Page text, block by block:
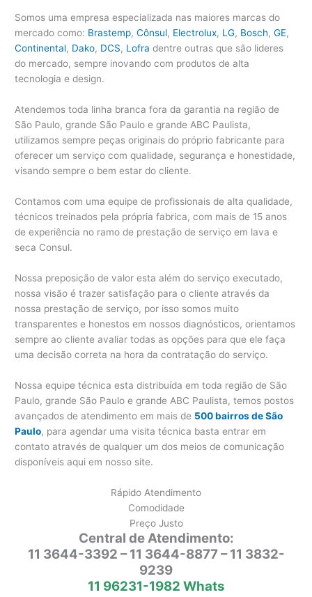
Somos uma empresa especializada nas maiores marcas do
mercado como: Brastemp,Cônsul, Electrolux, LG, Bosch,GE,
Continental, Dako, DCS, Lofra dentre outras que são lideres
do mercado, sempre inovando com produtos de alta
tecnologia e design.
Atendemos toda linha branca fora da garantia na região de
São Paulo, grande São Paulo e grande ABC Paulista,
utilizamos sempre peças originais do próprio fabricante para
oferecer um serviço com qualidade, segurança e honestidade,
visando sempre o bem estar do cliente.
Contamos com uma equipe de profissionais de alta qualidade,
técnicos treinados pela própria fabrica, com mais de 15 anos
de experiência no ramo de prestação de serviço em lava e
seca Consul.
Nossa preposição de valor esta além do serviço executado,
nossa visão é trazer satisfação para o cliente através da
nossa prestação de serviço, por isso somos muito
transparentes e honestos em nossos diagnósticos, orientamos
sempre ao cliente avaliar todas as opções para que ele faça
uma decisão correta na hora da contratação do serviço.
Nossa equipe técnica esta distribuída em toda região de São
Paulo, grande São Paulo e grande ABC Paulista, temos postos
avançados de atendimento em mais de 500 bairros de São
Paulo, para agendar uma visita técnica basta entrar em
contato através de qualquer um dos meios de comunicação
disponíveis aqui em nosso site.
Rápido Atendimento
Comodidade
Preço Justo
Central de Atendimento:
11 3644-3392 – 11 3644-8877 – 11 3832-
9239
11 96231-1982 Whats